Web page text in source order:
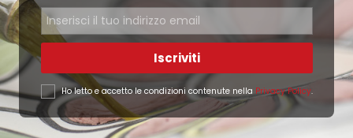
Iscriviti
Ho letto e accetto le condizioni contenute nella Privacy Policy.